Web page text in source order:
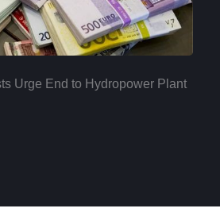
Urge End to Hydropower Plant